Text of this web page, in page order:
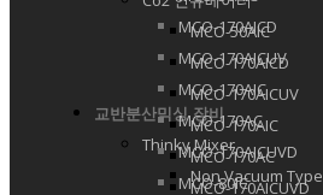
MCO-50AIC
MCO-170AICD
MCO-170AICUV
MCO-170AIC
MCO-170AC
MCO-170AICUVD
교반분산믹싱 장비
Thinky Mixer
Non Vacuum Type
MCO-170AICD
MCO-170AICUV
MCO-170AIC
MCO-170AC
MCO-170AICUVD
MCO-80IC